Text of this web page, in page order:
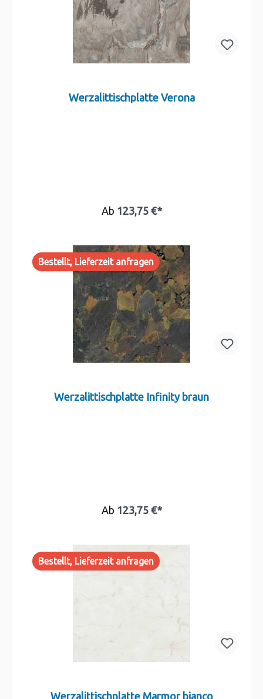
Werzalittischplatte Verona
Ab 123,75 €*
Bestellt, Lieferzeit anfragen
Werzalittischplatte Infinity braun
Ab 123,75 €*
Bestellt, Lieferzeit anfragen
Werzalittischplatte Marmor bianco